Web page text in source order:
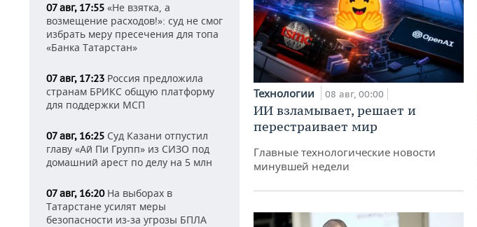
07 авг, 17:55 «Не взятка, а
возмещение расходов!»: суд не смог
избрать меру пресечения для топа
«Банка Татарстан»
07 авг, 17:23 Россия предложила
странам БРИКС общую платформу
для поддержки МСП
07 авг, 16:25 Суд Казани отпустил
главу «Ай Пи Групп» из СИЗО под
домашний арест по делу на 5 млн
07 авг, 16:20На выборах в
Татарстане усилят меры
безопасности из-за угрозы БПЛА
Технологии 08 авг, 00:00
ИИ взламывает, решает и
перестраивает мир
Главные технологические новости
минувшей недели